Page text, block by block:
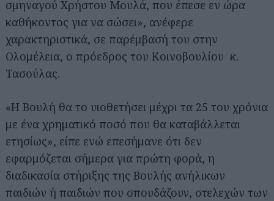
σμηναγού Χρήστου Μουλά, που έπεσε εν ώρα
καθήκοντος για να σώσει», ανέφερε
χαρακτηριστικά, σε παρέμβασή του στην
Ολομέλεια, ο πρόεδρος του Κοινοβουλίου κ.
Τασούλας.
«Η Βουλή θα το υιοθετήσει μέχρι τα 25 του χρόνια
με ένα χρηματικό ποσό που θα καταβάλλεται
ετησίως», είπε ενώ επεσήμανε ότι δεν
εφαρμόζεται σήμερα για πρώτη φορά, η
διαδικασία στήριξης της Βουλής ανήλικων
παιδιών ή παιδιών που σπουδάζουν, στελεχών των